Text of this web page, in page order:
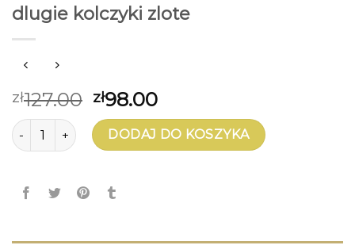
dlugie kolczyki zlote
zł127.00 zł98.00
ilość dlugie kolczyki zloteDODAJ DO KOSZYKA